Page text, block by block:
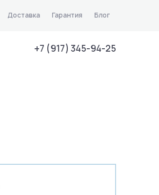
Доставка Гарантия Блог
+7 (917) 345-94-25